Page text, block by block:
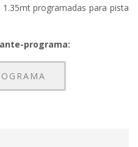
programadas para pista
ante-programa: